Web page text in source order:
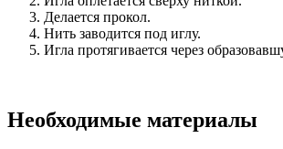
Делается прокол.
Нить заводится под иглу.
Игла протягивается через
Необходимые материалы